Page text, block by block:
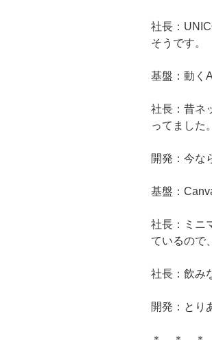
社長：
そうです。
基盤：動く
社長：昔ネ
ってました
開発：今な
基盤：
社長：ミニ
ているので
社長：飲み
開発：とり